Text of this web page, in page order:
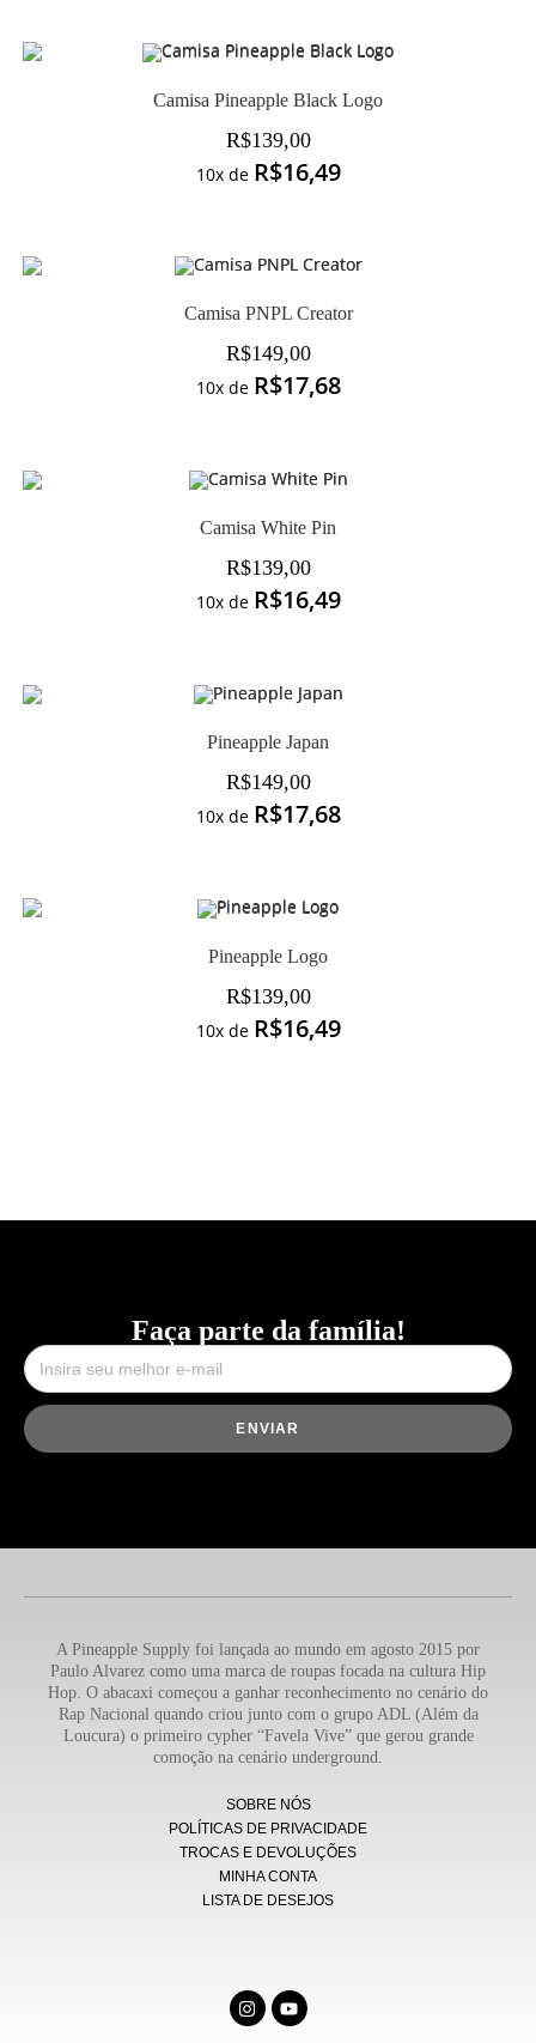
Camisa Pineapple Black Logo
R$139,00
10x de R$16,49
Camisa PNPL Creator
R$149,00
10x de R$17,68
Camisa White Pin
R$139,00
10x de R$16,49
Pineapple Japan
R$149,00
10x de R$17,68
Pineapple Logo
R$139,00
10x de R$16,49
Faça parte da família!
ENVIAR
A Pineapple Supply foi lançada ao mundo em agosto 2015 por
Paulo Alvarez como uma marca de roupas focada na cultura Hip
Hop. O abacaxi começou a ganhar reconhecimento no cenário do
Rap Nacional quando criou junto com o grupo ADL (Além da
Loucura) o primeiro cypher “Favela Vive” que gerou grande
comoção na cenário underground.
SOBRE NÓS
POLÍTICAS DE PRIVACIDADE
TROCAS E DEVOLUÇÕES
MINHA CONTA
LISTA DE DESEJOS